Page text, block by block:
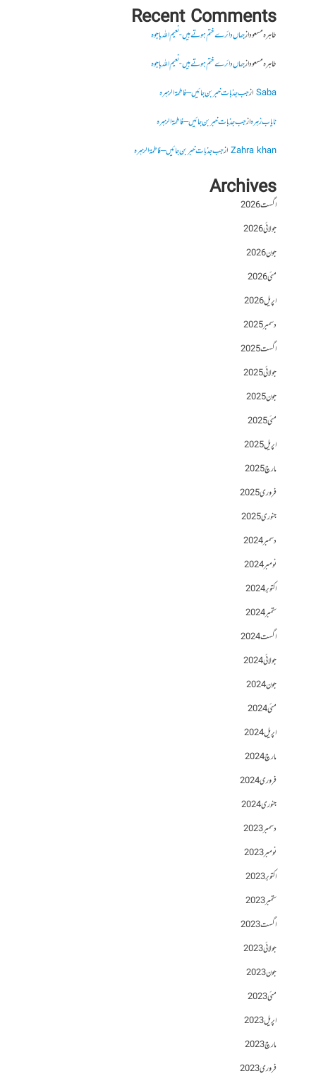
Recent Comments
طاہرہ مسعودازجہاں دائرے ختم ہوتے ہیں- نعیم اللہ باجوہ
طاہرہ مسعودازجہاں دائرے ختم ہوتے ہیں- نعیم اللہ باجوہ
Sabaازجب جذبات خبر بن جائیں – فاطمۃالزہرہ
نایاب زہرہازجب جذبات خبر بن جائیں – فاطمۃالزہرہ
Zahra khanازجب جذبات خبر بن جائیں – فاطمۃالزہرہ
Archives
اگست 2026
جولائی 2026
جون 2026
مئی 2026
اپریل 2026
دسمبر 2025
اگست 2025
جولائی 2025
جون 2025
مئی 2025
اپریل 2025
مارچ 2025
فروری 2025
جنوری 2025
دسمبر 2024
نومبر 2024
اکتوبر 2024
ستمبر 2024
اگست 2024
جولائی 2024
جون 2024
مئی 2024
اپریل 2024
مارچ 2024
فروری 2024
جنوری 2024
دسمبر 2023
نومبر 2023
اکتوبر 2023
ستمبر 2023
اگست 2023
جولائی 2023
جون 2023
مئی 2023
اپریل 2023
مارچ 2023
فروری 2023